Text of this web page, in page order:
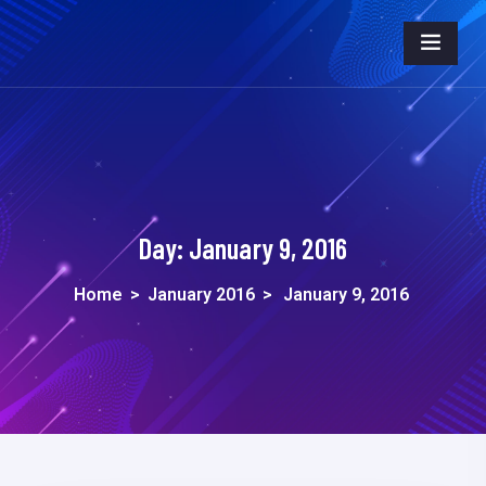
Day: January 9, 2016
Home > January 2016 > January 9, 2016